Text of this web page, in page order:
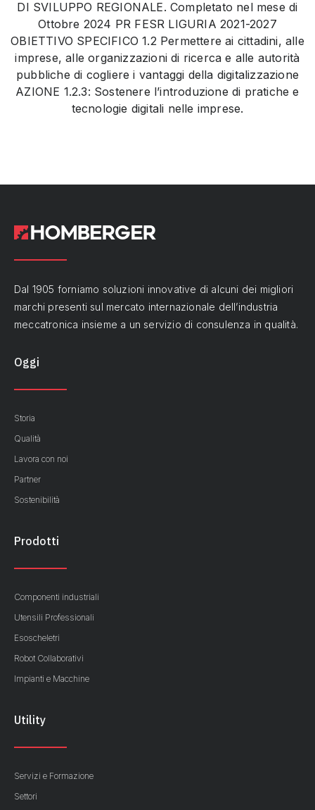
DI SVILUPPO REGIONALE. Completato nel mese di
Ottobre 2024 PR FESR LIGURIA 2021-2027
OBIETTIVO SPECIFICO 1.2 Permettere ai cittadini, alle
imprese, alle organizzazioni di ricerca e alle autorità
pubbliche di cogliere i vantaggi della digitalizzazione
AZIONE 1.2.3: Sostenere l’introduzione di pratiche e
tecnologie digitali nelle imprese.
Dal 1905 forniamo soluzioni innovative di alcuni dei migliori
marchi presenti sul mercato internazionale dell’industria
meccatronica insieme a un servizio di consulenza in qualità.
Oggi
Storia
Qualità
Lavora con noi
Partner
Sostenibilità
Prodotti
Componenti industriali
Utensili Professionali
Esoscheletri
Robot Collaborativi
Impianti e Macchine
Utility
Servizi e Formazione
Settori